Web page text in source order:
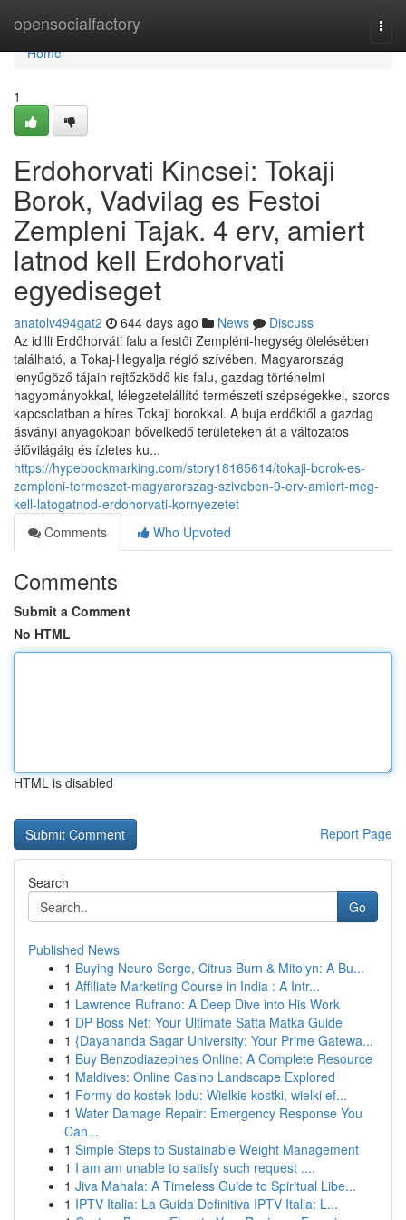
opensocialfactory
Home
Home
1
Erdohorvati Kincsei: Tokaji
Borok, Vadvilag es Festoi
Zempleni Tajak. 4 erv, amiert
latnod kell Erdohorvati
egyediseget
anatolv494gat2 644 days ago News
Discuss
Az idilli Erdőhorváti falu a festői Zempléni-hegység ölelésében
található, a Tokaj-Hegyalja régió szívében. Magyarország
lenyűgöző tájain rejtőzködő kis falu, gazdag történelmi
hagyományokkal, lélegzetelállító természeti szépségekkel, szoros
kapcsolatban a híres Tokaji borokkal. A buja erdőktől a gazdag
ásványi anyagokban bővelkedő területeken át a változatos
élővilágáig és ízletes ku...
https://hypebookmarking.com/story18165614/tokaji-borok-es-
zempleni-termeszet-magyarorszag-sziveben-9-erv-amiert-meg-
kell-latogatnod-erdohorvati-kornyezetet
Comments
Who Upvoted
Comments
Submit a Comment
No HTML
HTML is disabled
Report Page
Search
Go
Published News
1 Buying Neuro Serge, Citrus Burn & Mitolyn: A Bu...
1 Affiliate Marketing Course in India : A Intr...
1 Lawrence Rufrano: A Deep Dive into His Work
1 DP Boss Net: Your Ultimate Satta Matka Guide
1 {Dayananda Sagar University: Your Prime Gatewa...
1 Buy Benzodiazepines Online: A Complete Resource
1 Maldives: Online Casino Landscape Explored
1 Formy do kostek lodu: Wielkie kostki, wielki ef...
1 Water Damage Repair: Emergency Response You
Can...
1 Simple Steps to Sustainable Weight Management
1 I am am unable to satisfy such request ....
1 Jiva Mahala: A Timeless Guide to Spiritual Libe...
1 IPTV Italia: La Guida Definitiva IPTV Italia: L...